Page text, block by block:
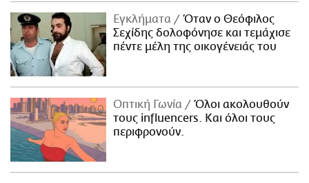
Εγκλήματα
Όταν ο Θεόφιλος
Σεχίδης δολοφόνησε και τεμάχισε
πέντε μέλη της οικογένειάς του
Οπτική Γωνία
Όλοι ακολουθούν
τους influencers. Και όλοι τους
περιφρονούν.